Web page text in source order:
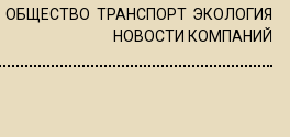
ОБЩЕСТВО ТРАНСПОРТ ЭКОЛОГИЯ
НОВОСТИ КОМПАНИЙ